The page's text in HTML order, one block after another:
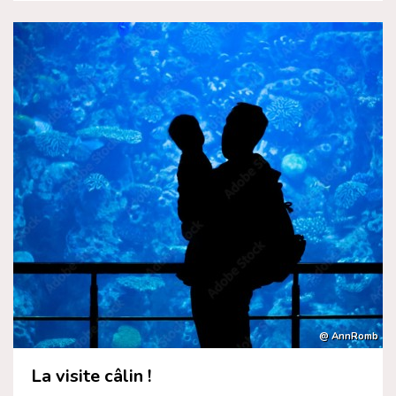
@ AnnRomb
La visite câlin !